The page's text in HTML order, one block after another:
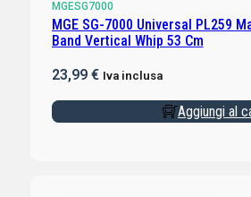
MGESG7000
MGE SG-7000 Universal PL259
Band Vertical Whip 53 Cm
23,99 € Iva inclusa
Aggiungi al